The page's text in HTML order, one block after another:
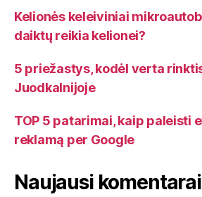
Kelionės keleiviniai
daiktų reikia kelionei?
5 priežastys, kodėl verta
Juodkalnijoje
TOP 5 patarimai, kaip paleisti
reklamą per Google
Naujausi komentarai